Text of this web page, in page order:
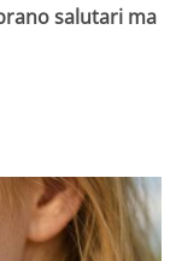
salutari ma